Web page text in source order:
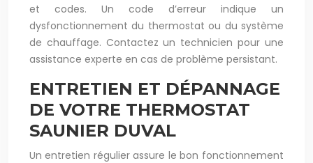
et codes. Un code d’erreur indique un
dysfonctionnement du thermostat ou du système
de chauffage. Contactez un technicien pour une
assistance experte en cas de problème persistant.
ENTRETIEN ET DÉPANNAGE
DE VOTRE THERMOSTAT
SAUNIER DUVAL
Un entretien régulier assure le bon fonctionnement